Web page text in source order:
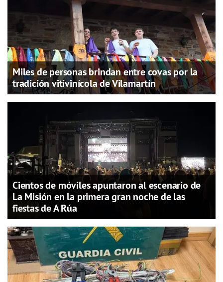
Miles de personas brindan entre covas por la
tradición vitivinícola de Vilamartín
Cientos de móviles apuntaron al escenario de
La Misión en la primera gran noche de las
fiestas de A Rúa